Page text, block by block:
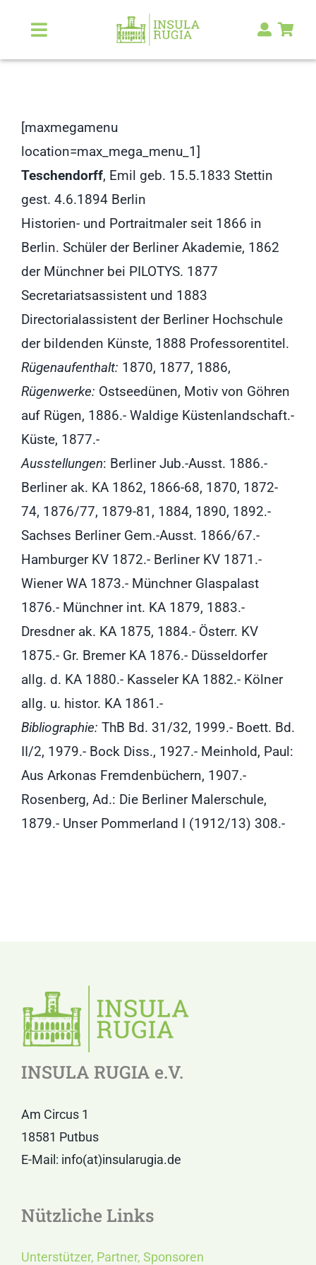
Inhalt
springen
Toggle
Navigation
Malerlexikon
RUGIA Shop
[maxmegamenu
location=max_mega_menu_1]
Teschendorff, Emil geb. 15.5.1833 Stettin
gest. 4.6.1894 Berlin
Historien- und Portraitmaler seit 1866 in
Berlin. Schüler der Berliner Akademie, 1862
der Münchner bei PILOTYS. 1877
Secretariatsassistent und 1883
Directorialassistent der Berliner Hochschule
der bildenden Künste, 1888 Professorentitel.
Rügenaufenthalt: 1870, 1877, 1886,
Rügenwerke: Ostseedünen, Motiv von Göhren
auf Rügen, 1886.- Waldige Küstenlandschaft.-
Küste, 1877.-
Ausstellungen: Berliner Jub.-Ausst. 1886.-
Berliner ak. KA 1862, 1866-68, 1870, 1872-
74, 1876/77, 1879-81, 1884, 1890, 1892.-
Sachses Berliner Gem.-Ausst. 1866/67.-
Hamburger KV 1872.- Berliner KV 1871.-
Wiener WA 1873.- Münchner Glaspalast
1876.- Münchner int. KA 1879, 1883.-
Dresdner ak. KA 1875, 1884.- Österr. KV
1875.- Gr. Bremer KA 1876.- Düsseldorfer
allg. d. KA 1880.- Kasseler KA 1882.- Kölner
allg. u. histor. KA 1861.-
Bibliographie: ThB Bd. 31/32, 1999.- Boett. Bd.
II/2, 1979.- Bock Diss., 1927.- Meinhold, Paul:
Aus Arkonas Fremdenbüchern, 1907.-
Rosenberg, Ad.: Die Berliner Malerschule,
1879.- Unser Pommerland I (1912/13) 308.-
INSULA RUGIA e.V.
Am Circus 1
18581 Putbus
E-Mail: info(at)insularugia.de
Nützliche Links
Unterstützer, Partner, Sponsoren